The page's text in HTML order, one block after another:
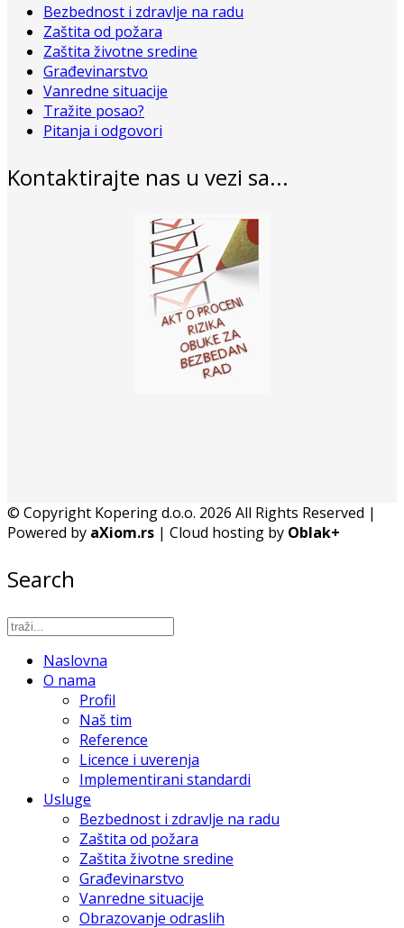
Bezbednost i zdravlje na radu
Zaštita od požara
Zaštita životne sredine
Građevinarstvo
Vanredne situacije
Tražite posao?
Pitanja i odgovori
Kontaktirajte nas u vezi sa...
© Copyright Kopering d.o.o. 2026 All Rights Reserved |
Powered by aXiom.rs | Cloud hosting by Oblak+
Search
Naslovna
O nama
Profil
Naš tim
Reference
Licence i uverenja
Implementirani standardi
Usluge
Bezbednost i zdravlje na radu
Zaštita od požara
Zaštita životne sredine
Građevinarstvo
Vanredne situacije
Obrazovanje odraslih